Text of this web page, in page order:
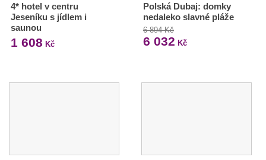
4* hotel v centru
Jeseníku s jídlem i
saunou
1 608 Kč
Polská Dubaj: domky
nedaleko slavné pláže
6 894 Kč
6 032 Kč